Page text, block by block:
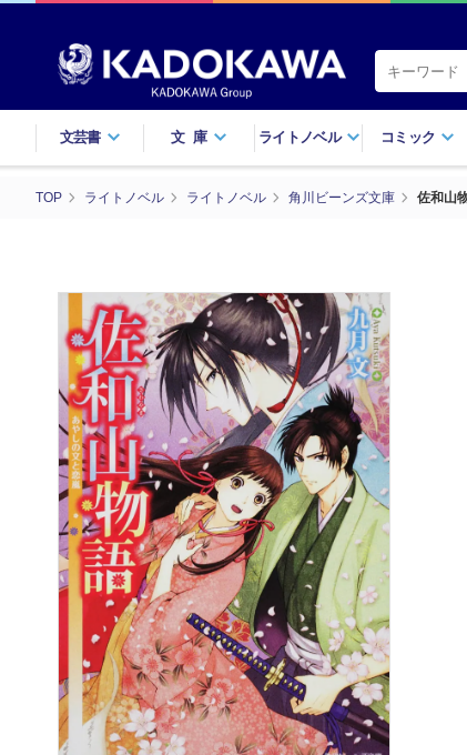
文芸書 文庫 ライトノベル コミック
TOP ライトノベル ライトノベル 角川ビーンズ文庫 佐和山